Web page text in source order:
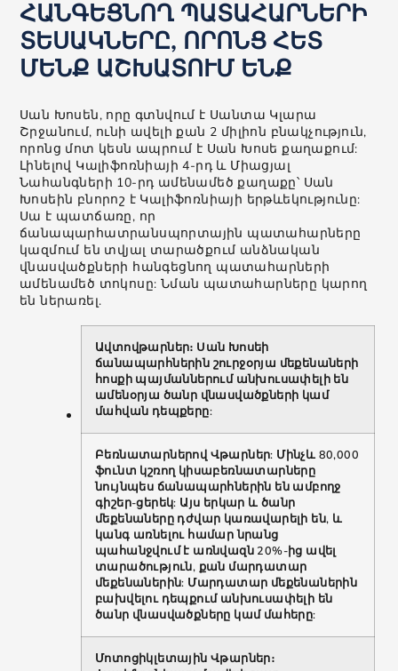
ՀԱՆԳԵՑՆՈՂ ՊԱՏԱՀԱՐՆԵՐԻ
ՏԵՍԱԿՆԵՐԸ, ՈՐՈՆՑ ՀԵՏ
ՄԵՆՔ ԱՇԽԱՏՈՒՄ ԵՆՔ
Սան Խոսեն, որը գտնվում է Սանտա Կլարա
Շրջանում, ունի ավելի քան 2 միլիոն բնակչություն,
որոնց մոտ կեսն ապրում է Սան Խոսե քաղաքում:
Լինելով Կալիֆոռնիայի 4-րդ և Միացյալ
Նահանգների 10-րդ ամենամեծ քաղաքը՝ Սան
Խոսեին բնորոշ է Կալիֆոռնիայի երթևեկությունը:
Սա է պատճառը, որ
ճանապարհատրանսպորտային պատահարները
կազմում են տվյալ տարածքում անձնական
վնասվածքների հանգեցնող պատահարների
ամենամեծ տոկոսը: Նման պատահարները կարող
են ներառել.
Ավտովթարներ։ Սան Խոսեի
ճանապարհներին շուրջօրյա մեքենաների
հոսքի պայմաններում անխուսափելի են
ամենօրյա ծանր վնասվածքների կամ
մահվան դեպքերը:
Բեռնատարներով Վթարներ: Մինչև 80,000
ֆունտ կշռող կիսաբեռնատարները
նույնպես ճանապարհներին են ամբողջ
գիշեր-ցերեկ: Այս երկար և ծանր
մեքենաները դժվար կառավարելի են, և
կանգ առնելու համար նրանց
պահանջվում է առնվազն 20%-ից ավել
տարածություն, քան մարդատար
մեքենաներին: Մարդատար մեքենաներին
բախվելու դեպքում անխուսափելի են
ծանր վնասվածքները կամ մահերը:
Մոտոցիկլետային Վթարներ։